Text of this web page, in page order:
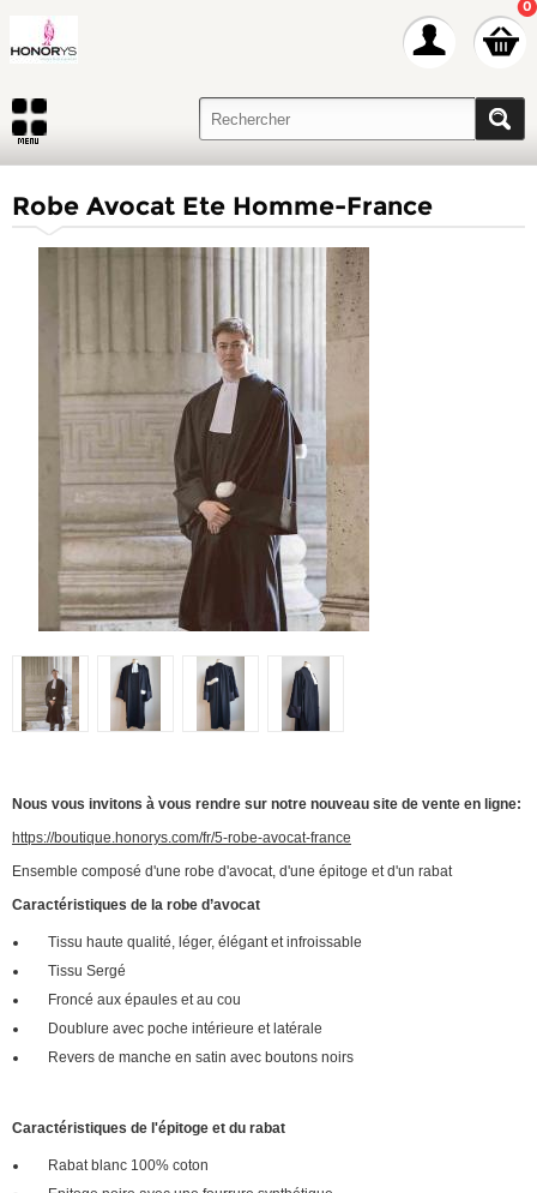
0
Robe Avocat Ete Homme-France
Nous vous invitons à vous rendre sur notre nouveau site de vente en ligne:
https://boutique.honorys.com/fr/5-robe-avocat-france
Ensemble composé d'une robe d'avocat, d'une épitoge et d'un rabat
Caractéristiques de la robe d’avocat
Tissu haute qualité, léger, élégant et infroissable
Tissu Sergé
Froncé aux épaules et au cou
Doublure avec poche intérieure et latérale
Revers de manche en satin avec boutons noirs
Caractéristiques de l'épitoge et du rabat
Rabat blanc 100% coton